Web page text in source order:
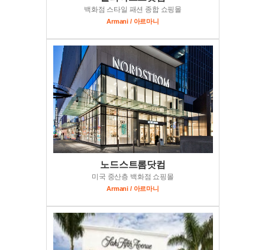
백화점 스타일 패션 종합 쇼핑몰
Armani / 아르마니
노드스트롬닷컴
미국 중산층 백화점 쇼핑몰
Armani / 아르마니